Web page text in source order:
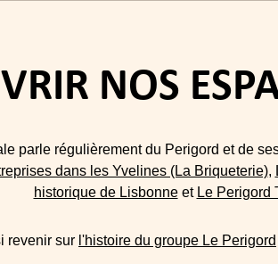
NOS
parle régulièrement du Perigord et de
dans les Yvelines (La Briqueterie),
historique de Lisbonneet Le Perigord
revenir sur l'histoire du groupe Le Perigord